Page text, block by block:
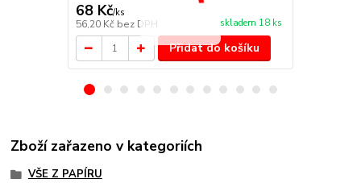
68 Kč/ks
56,20 Kč bez DPH skladem 18 ks
Přidat do košíku
Zboží zařazeno v kategoriích
VŠE Z PAPÍRU